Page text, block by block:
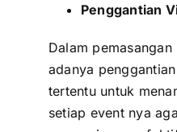
Penggantian
Dalam
adanya
tertentu untuk
setiap event nya